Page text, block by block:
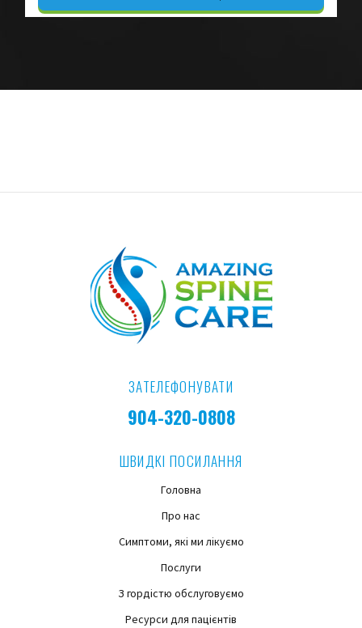
ЗАТЕЛЕФОНУВАТИ
904-320-0808
ШВИДКІ ПОСИЛАННЯ
Головна
Про нас
Симптоми, які ми лікуємо
Послуги
З гордістю обслуговуємо
Ресурси для пацієнтів